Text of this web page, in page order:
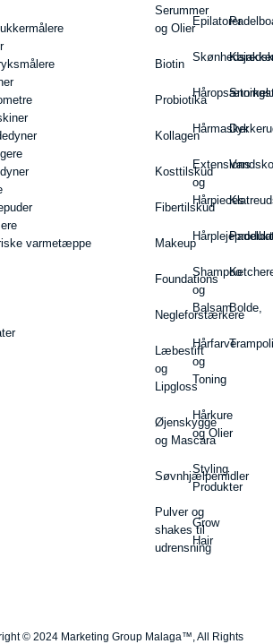
varmetæppe
Serummer
og Olier
Biotin
Probiotika
Kollagen
Kosttilskud
Fibertilskud
Makeup
Foundations
Negleforstærkere
Læbestift
og
Lipgloss
Øjenskygge
og Mascara
Søvnhjælpemidler
Pulver og
shakes til
udrensning
Epilatorer
Hårmasker
Extensions
og
Hårpieces
Shampoo
og
Balsam
Hårfarve
og
Toning
Hårkure
og Olier
Styling
Produkter
Grow
Hair
Vandsko
Bolde,
© 2024 Marketing Group Malaga™, All Rights